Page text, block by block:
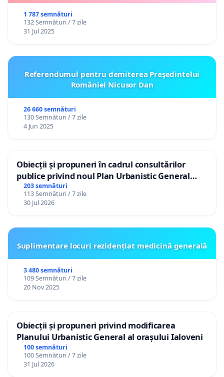
1 787 semnături
132 Semnături / 7 zile
31 Jul 2025
Referendumul pentru demiterea Preşedintelui
României Nicusor Dan
26 660 semnături
130 Semnături / 7 zile
4 Jun 2025
Obiecții și propuneri în cadrul consultărilor
publice privind noul Plan Urbanistic General
(PUG) Ialoveni
203 semnături
113 Semnături / 7 zile
30 Jul 2026
Suplimentare locuri rezidențiat medicină generală
3 480 semnături
109 Semnături / 7 zile
20 Nov 2025
Obiecții și propuneri privind modificarea
Planului Urbanistic General al orașului Ialoveni
100 semnături
100 Semnături / 7 zile
31 Jul 2026